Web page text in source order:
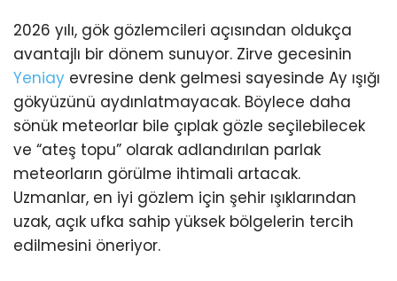
2026 yılı, gök gözlemcileri açısından oldukça
avantajlı bir dönem sunuyor. Zirve gecesinin
Yeniay evresine denk gelmesi sayesinde Ay ışığı
gökyüzünü aydınlatmayacak. Böylece daha
sönük meteorlar bile çıplak gözle seçilebilecek
ve “ateş topu” olarak adlandırılan parlak
meteorların görülme ihtimali artacak.
Uzmanlar, en iyi gözlem için şehir ışıklarından
uzak, açık ufka sahip yüksek bölgelerin tercih
edilmesini öneriyor.